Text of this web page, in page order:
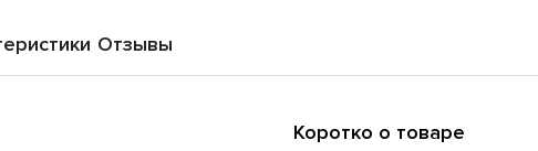
Отзывы
Коротко о товаре